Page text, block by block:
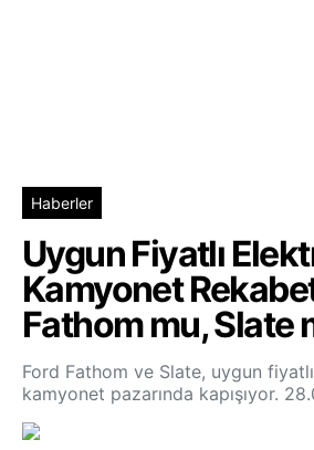
Haberler
Uygun Fiyatlı
Kamyonet
Fathom mu, Slate
Ford Fathom ve Slate, uygun
kamyonet pazarında kapışıyor.